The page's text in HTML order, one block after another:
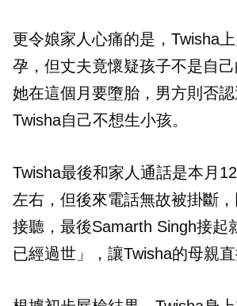
更令娘家人心痛的是，Twisha
孕，但丈夫竟懷疑孩子不是自
她在這個月要墮胎，男方則否
Twisha自己不想生小孩。
Twisha最後和家人通話是本月
左右，但後來電話無故被掛斷
接聽，最後Samarth Singh接起
已經過世」，讓Twisha的母親直